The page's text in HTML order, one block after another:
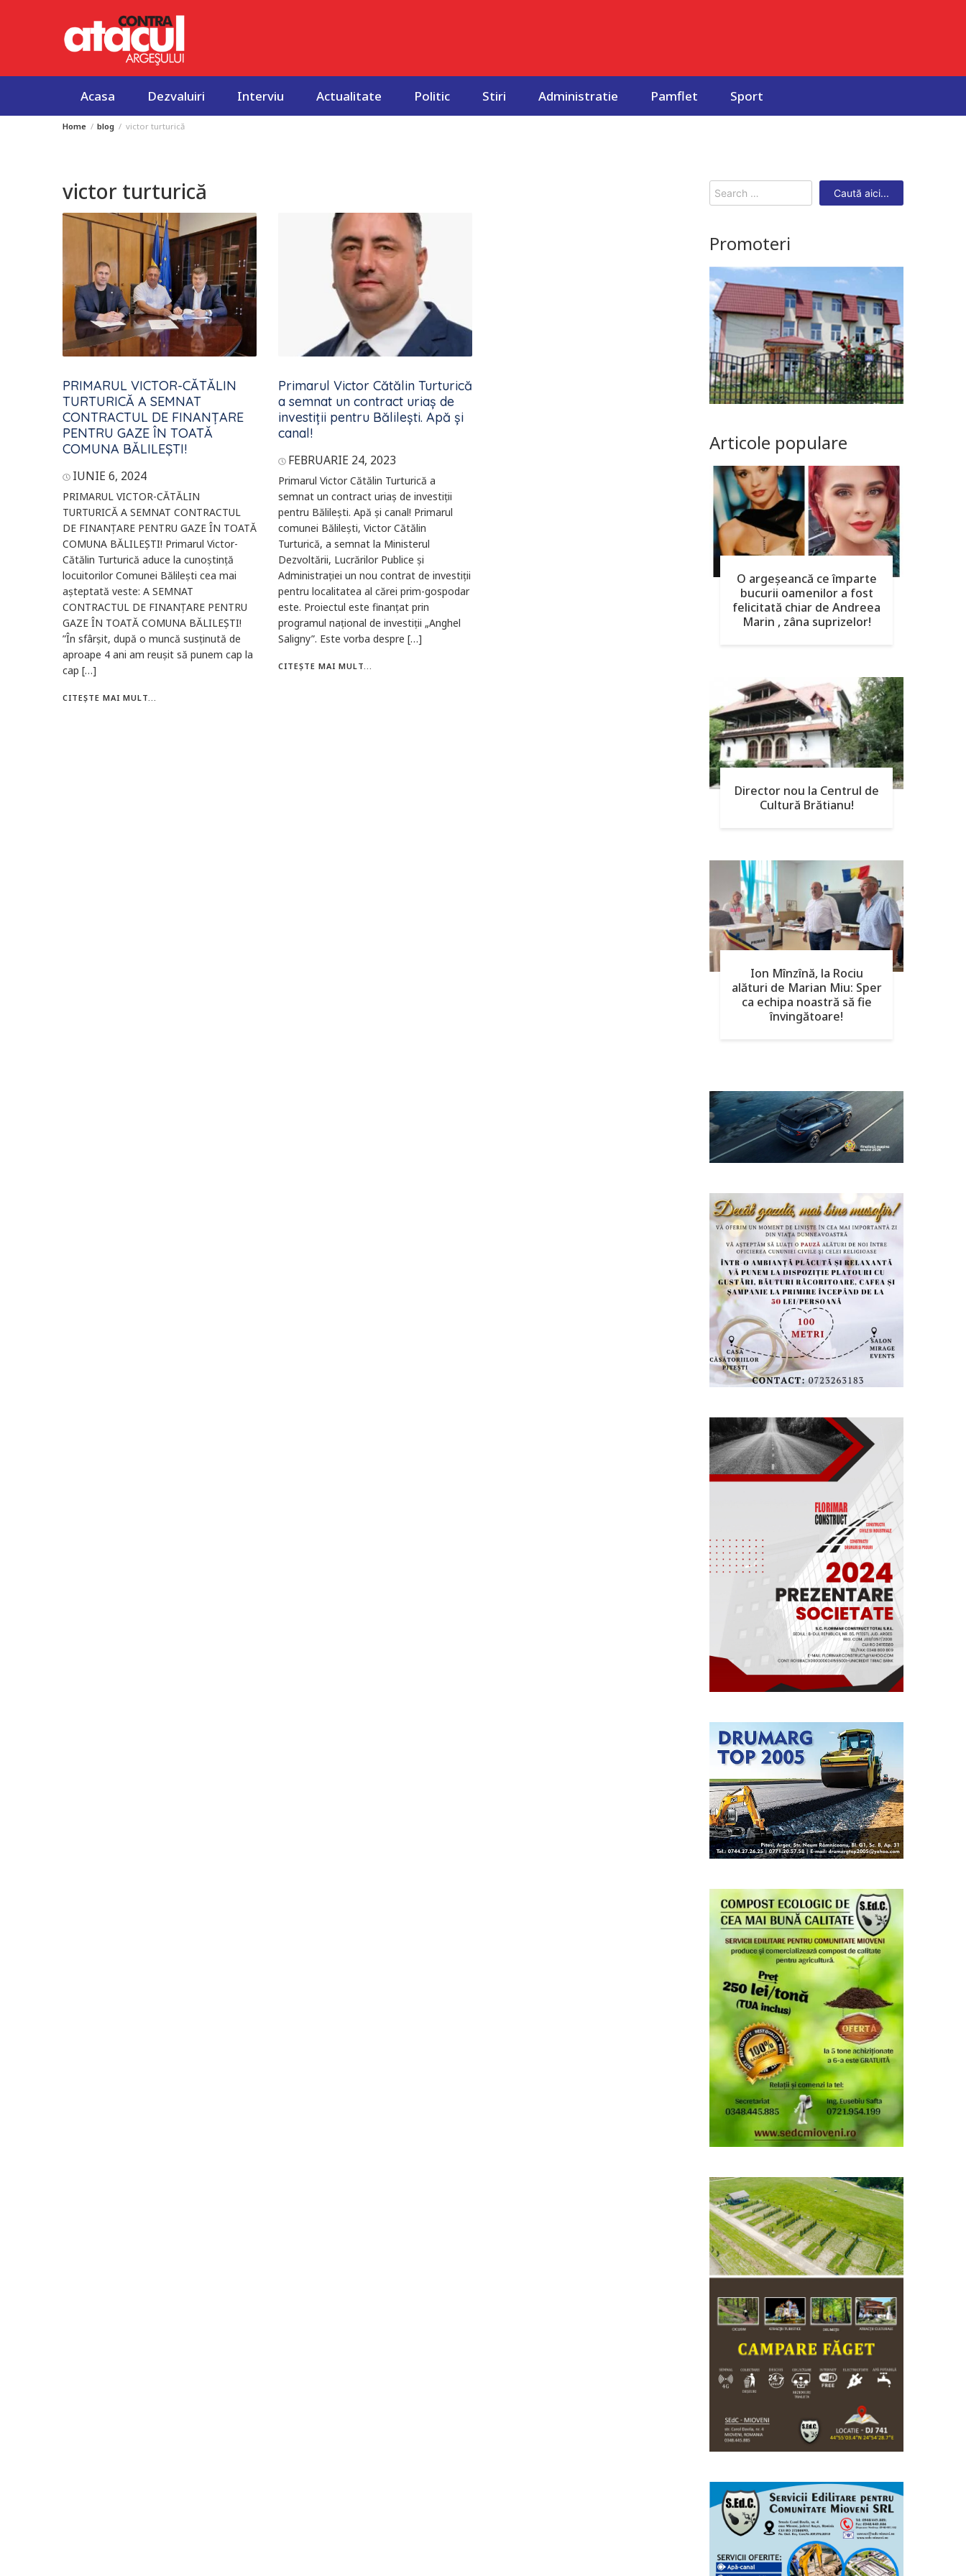
Acasa Dezvaluiri Interviu Actualitate Politic Stiri Administratie Pamflet Sport
Home blog victor turturică
victor turturică
PRIMARUL VICTOR-CĂTĂLIN
TURTURICĂ A SEMNAT
CONTRACTUL DE FINANȚARE
PENTRU GAZE ÎN TOATĂ
COMUNA BĂLILEȘTI!
IUNIE 6, 2024
PRIMARUL VICTOR-CĂTĂLIN
TURTURICĂ A SEMNAT CONTRACTUL
DE FINANȚARE PENTRU GAZE ÎN TOATĂ
COMUNA BĂLILEȘTI! Primarul Victor-
Cătălin Turturică aduce la cunoștință
locuitorilor Comunei Bălilești cea mai
așteptată veste: A SEMNAT
CONTRACTUL DE FINANȚARE PENTRU
GAZE ÎN TOATĂ COMUNA BĂLILEȘTI!
”În sfârșit, după o muncă susținută de
aproape 4 ani am reușit să punem cap la
cap […]
CITEȘTE MAI MULT...
Primarul Victor Cătălin Turturică
a semnat un contract uriaș de
investiții pentru Bălilești. Apă și
canal!
FEBRUARIE 24, 2023
Primarul Victor Cătălin Turturică a
semnat un contract uriaș de investiții
pentru Bălilești. Apă și canal! Primarul
comunei Bălilești, Victor Cătălin
Turturică, a semnat la Ministerul
Dezvoltării, Lucrărilor Publice și
Administrației un nou contrat de investiții
pentru localitatea al cărei prim-gospodar
este. Proiectul este finanțat prin
programul național de investiții „Anghel
Saligny”. Este vorba despre […]
CITEȘTE MAI MULT...
Search
for:
Promoteri
Articole populare
O argeşeancă ce împarte
bucurii oamenilor a fost
felicitată chiar de Andreea
Marin , zâna suprizelor!
Director nou la Centrul de
Cultură Brătianu!
Ion Mînzînă, la Rociu
alături de Marian Miu: Sper
ca echipa noastră să fie
învingătoare!